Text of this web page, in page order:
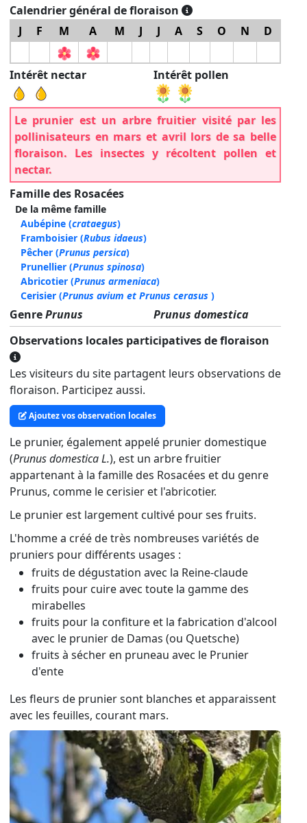
Le prunier, également appelé prunier domestique
(Prunus domestica L.), est un arbre fruitier
appartenant à la famille des Rosacées et du genre
Prunus, comme le cerisier et l'abricotier.
Le prunier est largement cultivé pour ses fruits.
L'homme a créé de très nombreuses variétés de
pruniers pour différents usages :
fruits de dégustation avec la Reine-claude
fruits pour cuire avec toute la gamme des
mirabelles
fruits pour la confiture et la fabrication d'alcool
avec le prunier de Damas (ou Quetsche)
fruits à sécher en pruneau avec le Prunier
d'ente
Les fleurs de prunier sont blanches et apparaissent
avec les feuilles, courant mars.
Calendrier général de floraison
J
F M A M J J A S O N D
Intérêt nectar Intérêt pollen
Le prunier est un arbre fruitier visité par les
pollinisateurs en mars et avril lors de sa belle
floraison. Les insectes y récoltent pollen et
nectar.
Famille des Rosacées
De la même famille
Aubépine (crataegus)
Framboisier (Rubus idaeus)
Pêcher (Prunus persica)
Prunellier (Prunus spinosa)
Abricotier (Prunus armeniaca)
Cerisier (Prunus avium et Prunus cerasus )
GenrePrunus
Prunus domestica
Observations locales participatives de floraison
Les visiteurs du site partagent leurs observations de
floraison. Participez aussi.
Ajoutez vos observation locales